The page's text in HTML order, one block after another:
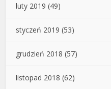
luty 2019 (49)
styczeń 2019 (53)
grudzień 2018 (57)
listopad 2018 (62)